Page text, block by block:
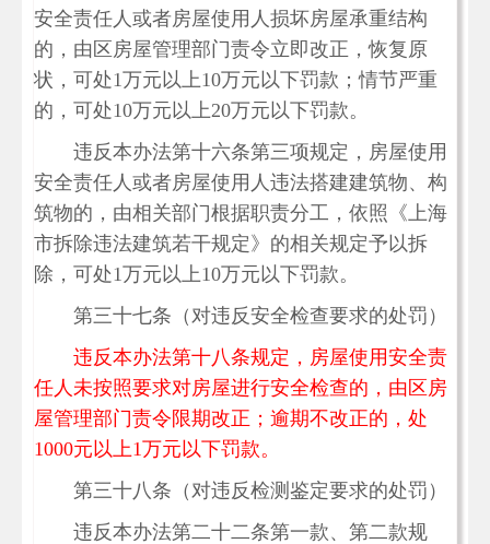
安全责任人或者房屋使用人损坏房屋承重结构
的，由区房屋管理部门责令立即改正，恢复原
状，可处1万元以上10万元以下罚款；情节严重
的，可处10万元以上20万元以下罚款。
违反本办法第十六条第三项规定，房屋使用
安全责任人或者房屋使用人违法搭建建筑物、构
筑物的，由相关部门根据职责分工，依照《上海
市拆除违法建筑若干规定》的相关规定予以拆
除，可处1万元以上10万元以下罚款。
第三十七条（对违反安全检查要求的处罚）
违反本办法第十八条规定，房屋使用安全责
任人未按照要求对房屋进行安全检查的，由区房
屋管理部门责令限期改正；逾期不改正的，处
1000元以上1万元以下罚款。
第三十八条（对违反检测鉴定要求的处罚）
违反本办法第二十二条第一款、第二款规